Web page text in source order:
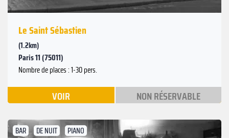
Le Saint Sébastien
(1.2km)
Paris 11 (75011)
Nombre de places : 1-30 pers.
VOIR NON RÉSERVABLE
BAR DE NUIT PIANO